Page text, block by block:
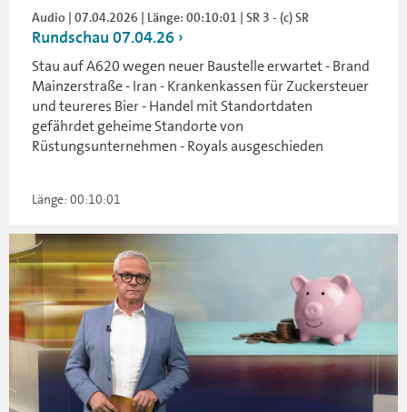
Audio | 07.04.2026 | Länge: 00:10:01 | SR 3 - (c) SR
Rundschau 07.04.26
Stau auf A620 wegen neuer Baustelle erwartet - Brand
Mainzerstraße - Iran - Krankenkassen für Zuckersteuer
und teureres Bier - Handel mit Standortdaten
gefährdet geheime Standorte von
Rüstungsunternehmen - Royals ausgeschieden
Länge: 00:10:01